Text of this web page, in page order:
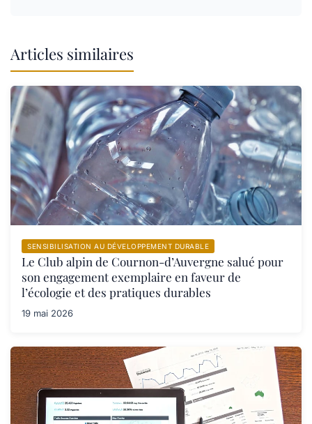
Articles similaires
SENSIBILISATION AU DÉVELOPPEMENT DURABLE
Le Club alpin de Cournon-d’Auvergne salué pour
son engagement exemplaire en faveur de
l’écologie et des pratiques durables
19 mai 2026